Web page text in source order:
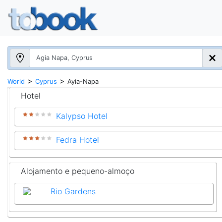
World > Cyprus > Ayia-Napa
Hotel
Kalypso Hotel
Fedra Hotel
Alojamento e pequeno-almoço
Rio Gardens